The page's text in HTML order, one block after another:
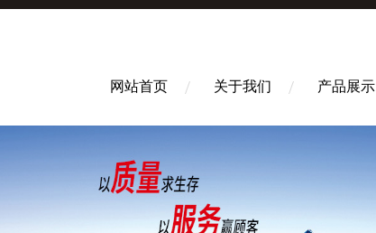
网站首页 关于我们 产品展示